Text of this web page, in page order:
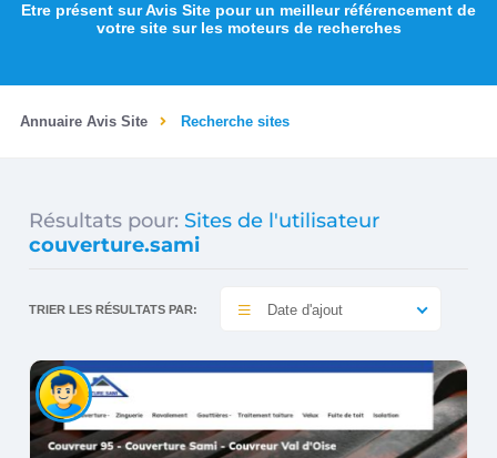
Etre présent sur Avis Site pour un meilleur référencement de
votre site sur les moteurs de recherches
Annuaire Avis Site Recherche sites
Résultats pour: Sites de l'utilisateur
couverture.sami
TRIER LES RÉSULTATS PAR: Date d'ajout